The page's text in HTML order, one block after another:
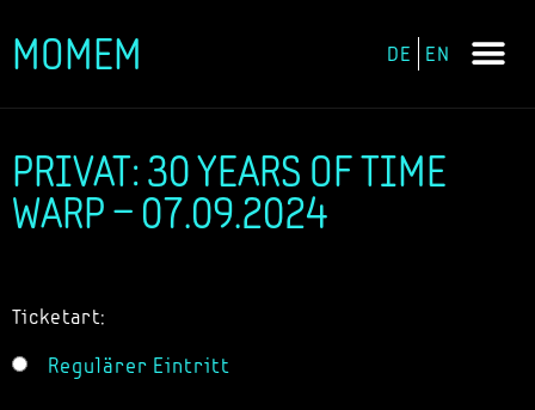
Zum
MOMEM DE EN
PRIVAT: 30 YEARS OF TIME
WARP – 07.09.2024
Ticketart:
Regulärer Eintritt